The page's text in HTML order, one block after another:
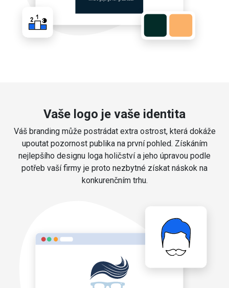
Vaše logo je vaše identita
Váš branding může postrádat extra ostrost, která dokáže
upoutat pozornost publika na první pohled. Získáním
nejlepšího designu loga holičství a jeho úpravou podle
potřeb vaší firmy je proto nezbytné získat náskok na
konkurenčním trhu.